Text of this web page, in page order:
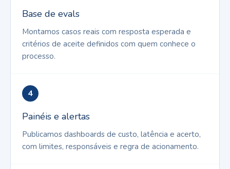
Base de evals
Montamos casos reais com resposta esperada e
critérios de aceite definidos com quem conhece o
processo.
4
Painéis e alertas
Publicamos dashboards de custo, latência e acerto,
com limites, responsáveis e regra de acionamento.